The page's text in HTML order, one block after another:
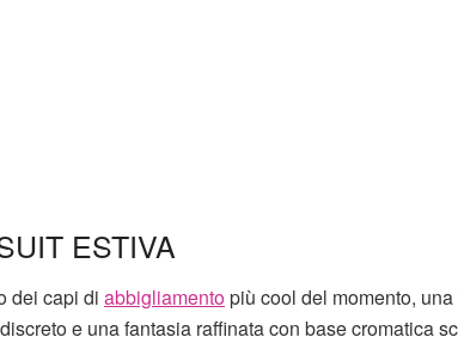
ESTIVA
dei capi di abbigliamentopiù cool del momento,
e una fantasia raffinata con base cromatica